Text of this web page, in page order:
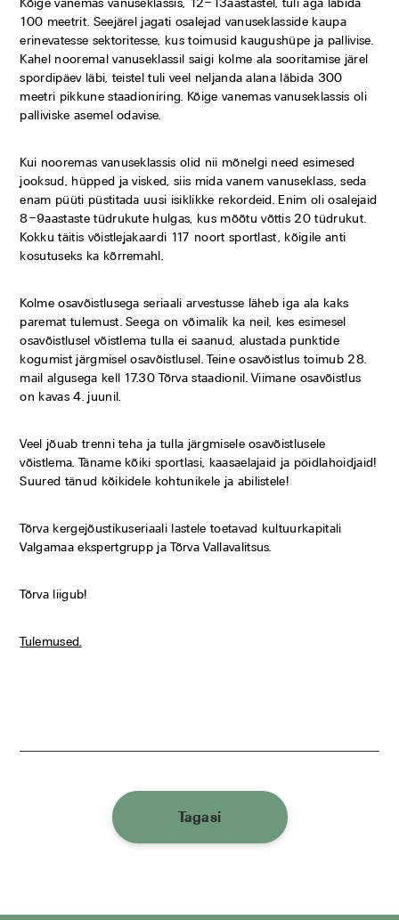
100 meetrit. Seejärel jagati osalejad vanuseklasside kaupa
erinevatesse sektoritesse, kus toimusid kaugushüpe ja pallivise.
Kahel nooremal vanuseklassil saigi kolme ala sooritamise järel
spordipäev läbi, teistel tuli veel neljanda alana läbida 300
meetri pikkune staadioniring. Kõige vanemas vanuseklassis oli
palliviske asemel odavise.
Kui nooremas vanuseklassis olid nii mõnelgi need esimesed
jooksud, hüpped ja visked, siis mida vanem vanuseklass, seda
enam püüti püstitada uusi isiklikke rekordeid. Enim oli osalejaid
8–9aastaste tüdrukute hulgas, kus mõõtu võttis 20 tüdrukut.
Kokku täitis võistlejakaardi 117 noort sportlast, kõigile anti
kosutuseks ka kõrremahl.
Kolme osavõistlusega seriaali arvestusse läheb iga ala kaks
paremat tulemust. Seega on võimalik ka neil, kes esimesel
osavõistlusel võistlema tulla ei saanud, alustada punktide
kogumist järgmisel osavõistlusel. Teine osavõistlus toimub 28.
mail algusega kell 17.30 Tõrva staadionil. Viimane osavõistlus
on kavas 4. juunil.
Veel jõuab trenni teha ja tulla järgmisele osavõistlusele
võistlema. Täname kõiki sportlasi, kaasaelajaid ja pöidlahoidjaid!
Suured tänud kõikidele kohtunikele ja abilistele!
Tõrva kergejõustikuseriaali lastele toetavad kultuurkapitali
Valgamaa ekspertgrupp ja Tõrva Vallavalitsus.
Tõrva liigub!
Tulemused.
Tagasi